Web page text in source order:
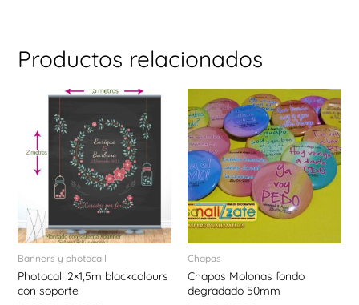
Productos relacionados
Banners y photocall
Photocall 2×1,5m blackcolours
con soporte
producto
tiene
múltiples
variantes.
Las
opciones
se
pueden
elegir
Chapas
Chapas Molonas fondo
degradado 50mm